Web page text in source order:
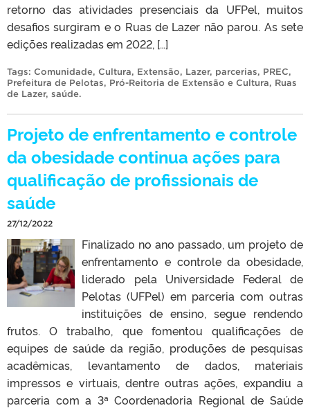
retorno das atividades presenciais da UFPel, muitos
desafios surgiram e o Ruas de Lazer não parou. As sete
edições realizadas em 2022, […]
Tags: Comunidade, Cultura, Extensão, Lazer, parcerias, PREC,
Prefeitura de Pelotas, Pró-Reitoria de Extensão e Cultura, Ruas
de Lazer, saúde.
Projeto de enfrentamento e controle
da obesidade continua ações para
qualificação de profissionais de
saúde
27/12/2022
Finalizado no ano passado, um projeto de
enfrentamento e controle da obesidade,
liderado pela Universidade Federal de
Pelotas (UFPel) em parceria com outras
instituições de ensino, segue rendendo
frutos. O trabalho, que fomentou qualificações de
equipes de saúde da região, produções de pesquisas
acadêmicas, levantamento de dados, materiais
impressos e virtuais, dentre outras ações, expandiu a
parceria com a 3ª Coordenadoria Regional de Saúde